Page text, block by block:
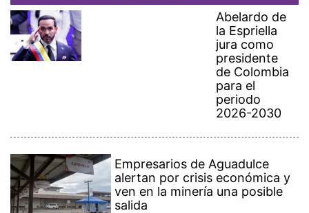
Abelardo de
la Espriella
jura como
presidente
de Colombia
para el
periodo
2026-2030
Empresarios de Aguadulce
alertan por crisis económica y
ven en la minería una posible
salida